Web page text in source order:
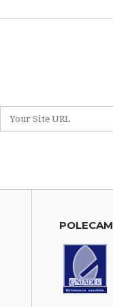
internetowa
POLECAM